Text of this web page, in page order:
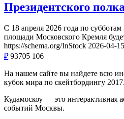
Президентского
С 18 апреля 2026 года по
площади Московского Кремля
https://schema.org/InStock 2026-04-
₽ 93705 106
На нашем сайте вы найдете всю
кубок мира по скейтбордингу 2017.
Кудамоскоу — это интерактивная
событий Москвы.